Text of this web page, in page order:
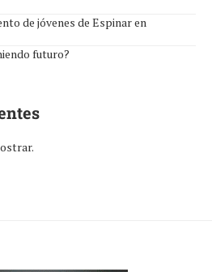
de jóvenes de Espinar en
futuro?